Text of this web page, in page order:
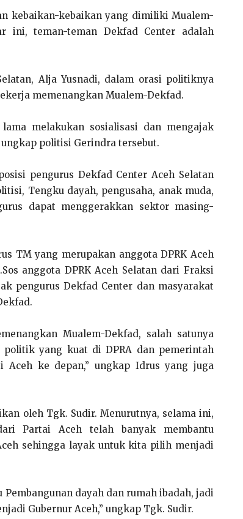
kebaikan-kebaikan yang dimiliki Mualem-
ini, teman-teman Dekfad Center adalah
Alja Yusnadi, dalam orasi politiknya
memenangkan Mualem-Dekfad.
melakukan sosialisasi dan mengajak
politisi Gerindra tersebut.
pengurus Dekfad Center Aceh Selatan
Tengku dayah, pengusaha, anak muda,
dapat menggerakkan sektor masing-
TM yang merupakan anggota DPRK Aceh
anggota DPRK Aceh Selatan dari Fraksi
pengurus Dekfad Center dan masyarakat
Mualem-Dekfad, salah satunya
yang kuat di DPRA dan pemerintah
Aceh ke depan,” ungkap Idrus yang juga
oleh Tgk. Sudir. Menurutnya, selama ini,
Partai Aceh telah banyak membantu
sehingga layak untuk kita pilih menjadi
dayah dan rumah ibadah, jadi
Gubernur Aceh,” ungkap Tgk. Sudir.